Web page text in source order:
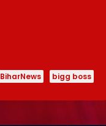
BiharNews
bigg boss